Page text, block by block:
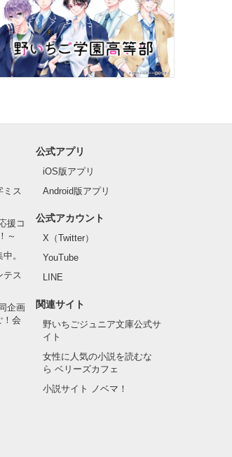
ミス
援コ
～
。
テス
企画
！会
公式アプリ
iOS版アプリ
Android版アプリ
公式アカウント
X（Twitter）
YouTube
LINE
関連サイト
野いちごジュニア文庫公式サ
イト
女性に人気の小説を読むな
ら ベリーズカフェ
小説サイト ノベマ！